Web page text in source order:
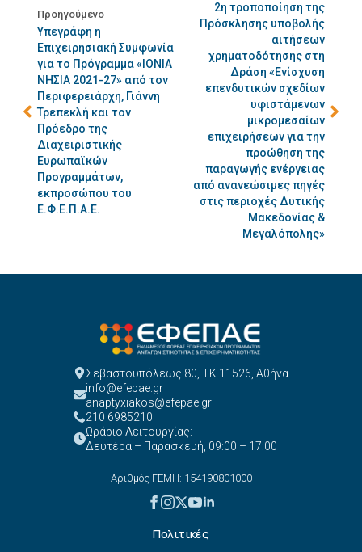
Προηγούμενο
Υπεγράφη η
Επιχειρησιακή Συμφωνία
για το Πρόγραμμα «ΙΟΝΙΑ
ΝΗΣΙΑ 2021-27» από τον
Περιφερειάρχη, Γιάννη
Τρεπεκλή και τον
Πρόεδρο της
Διαχειριστικής
Ευρωπαϊκών
Προγραμμάτων,
εκπροσώπου του
Ε.Φ.Ε.Π.Α.Ε.
2η τροποποίηση της
Πρόσκλησης υποβολής
αιτήσεων
χρηματοδότησης στη
Δράση «Ενίσχυση
επενδυτικών σχεδίων
υφιστάμενων
μικρομεσαίων
επιχειρήσεων για την
προώθηση της
παραγωγής ενέργειας
από ανανεώσιμες πηγές
στις περιοχές Δυτικής
Μακεδονίας &
Μεγαλόπολης»
Σεβαστουπόλεως 80, ΤΚ 11526, Αθήνα
info@efepae.gr
anaptyxiakos@efepae.gr
210 6985210
Ωράριο Λειτουργίας:
Δευτέρα – Παρασκευή, 09:00 – 17:00
Αριθμός ΓΕΜΗ: 154190801000
Πολιτικές